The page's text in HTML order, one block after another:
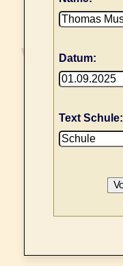
Datum:
Text Schule: